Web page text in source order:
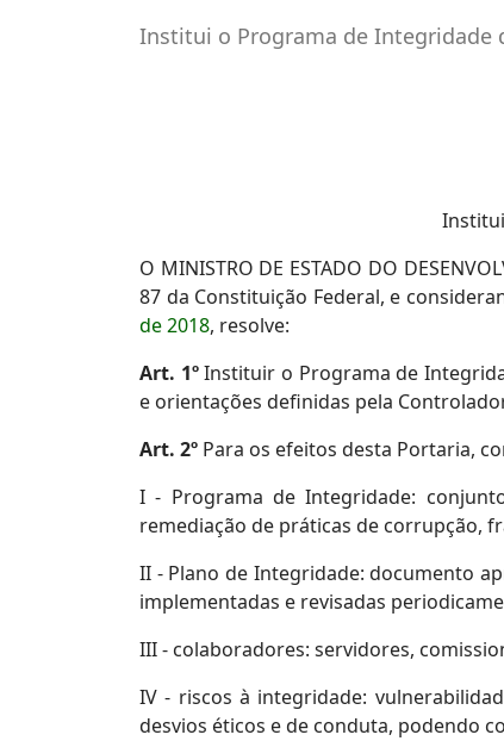
Institui o Programa de Integridade
O MINISTRO DE ESTADO DO
87 da Constituição Federal, e
de 2018, resolve:
Art. 1ºInstituir o Programa de
e orientações definidas pela
Art. 2º Para os efeitos desta Portaria,
I - Programa de Integridade:
remediação de práticas de corrupção,
II - Plano de Integridade: documento
implementadas e revisadas
III - colaboradores: servidores,
IV - riscos à integridade:
desvios éticos e de conduta, podendo